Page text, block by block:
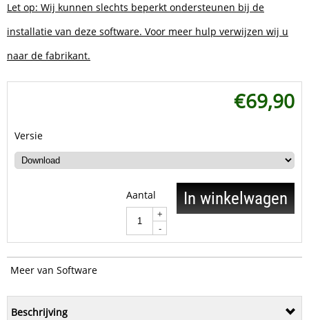
Let op: Wij kunnen slechts beperkt ondersteunen bij de
installatie van deze software. Voor meer hulp verwijzen wij u
naar de fabrikant.
€69,90
Versie
Aantal
+
-
In winkelwagen
Meer van Software
Beschrijving